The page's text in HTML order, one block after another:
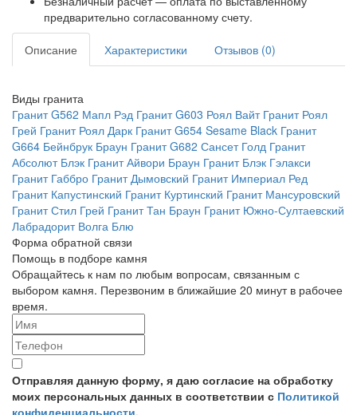
предварительно согласованному счету.
Описание Характеристики Отзывов (0)
Виды гранита
Гранит G562 Мапл Рэд Гранит G603 Роял Вайт Гранит Роял
Грей Гранит Роял Дарк Гранит G654 Sesame Black Гранит
G664 Бейнбрук Браун Гранит G682 Сансет Голд Гранит
Абсолют Блэк Гранит Айвори Браун Гранит Блэк Гэлакси
Гранит Габбро Гранит Дымовский Гранит Империал Ред
Гранит Капустинский Гранит Куртинский Гранит Мансуровский
Гранит Стил Грей Гранит Тан Браун Гранит Южно-Султаевский
Лабрадорит Волга Блю
Форма обратной связи
Помощь в подборе камня
Обращайтесь к нам по любым вопросам, связанным с
выбором камня. Перезвоним в ближайшие 20 минут в рабочее
время.
Отправляя данную форму, я даю согласие на обработку
моих персональных данных в соответствии с Политикой
конфиденциальности.